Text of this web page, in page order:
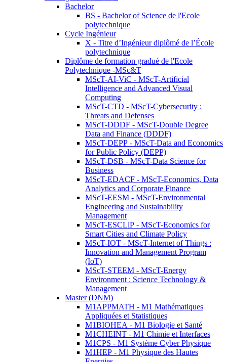
Bachelor
BS - Bachelor of Science de l'Ecole
polytechnique
Cycle Ingénieur
X - Titre d’Ingénieur diplômé de l’École
polytechnique
Diplôme de formation gradué de l'Ecole
Polytechnique -MSc&T
MScT-AI-ViC - MScT-Artificial
Intelligence and Advanced Visual
Computing
MScT-CTD - MScT-Cybersecurity :
Threats and Defenses
MScT-DDDF - MScT-Double Degree
Data and Finance (DDDF)
MScT-DEPP - MScT-Data and Economics
for Public Policy (DEPP)
MScT-DSB - MScT-Data Science for
Business
MScT-EDACF - MScT-Economics, Data
Analytics and Corporate Finance
MScT-EESM - MScT-Environmental
Engineering and Sustainability
Management
MScT-ESCLiP - MScT-Economics for
Smart Cities and Climate Policy
MScT-IOT - MScT-Internet of Things :
Innovation and Management Program
(IoT)
MScT-STEEM - MScT-Energy
Environment : Science Technology &
Management
Master (DNM)
M1APPMATH - M1 Mathématiques
Appliquées et Statistiques
M1BIOHEA - M1 Biologie et Santé
M1CHEINT - M1 Chimie et Interfaces
M1CPS - M1 Système Cyber Physique
M1HEP - M1 Physique des Hautes